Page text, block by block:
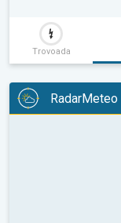
Trovoada
RadarMeteo